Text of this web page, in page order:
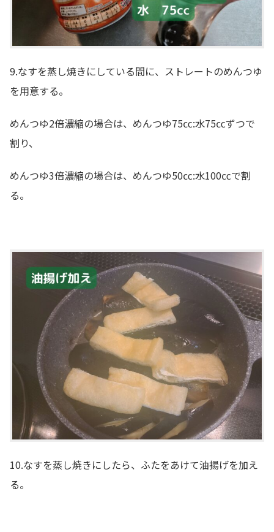
9.なすを蒸し焼きにしている間に、ストレートのめんつゆ
を用意する。
めんつゆ2倍濃縮の場合は、めんつゆ75㏄:水75㏄ずつで
割り、
めんつゆ3倍濃縮の場合は、めんつゆ50㏄:水100㏄で割
る。
10.なすを蒸し焼きにしたら、ふたをあけて油揚げを加え
る。